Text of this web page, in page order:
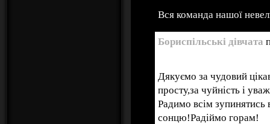
Вся команда нашої
Бориспільські дівчата
Дякуємо за чудовий
просту,за чуйність і
Радимо всім зупинятись
сонцю!Радіймо горам!